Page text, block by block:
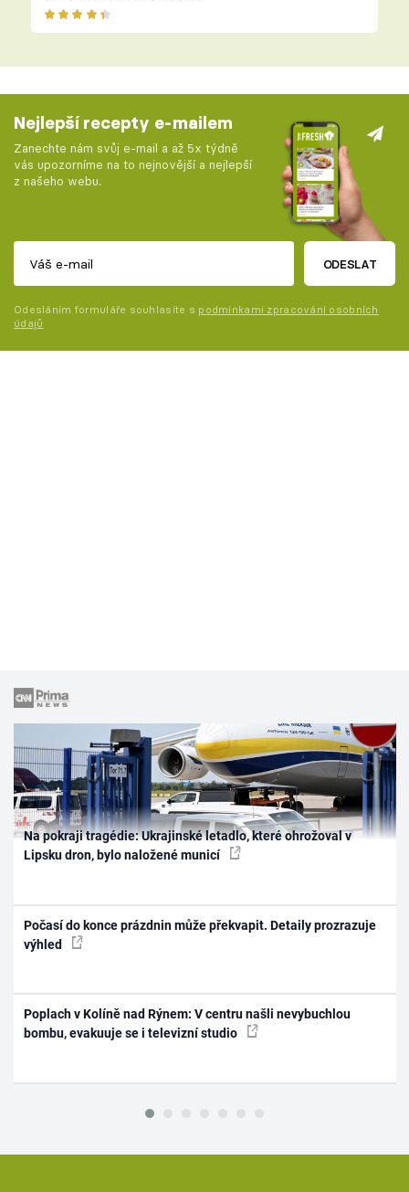
Nejlepší recepty e-mailem
Zanechte nám svůj e-mail a až 5x týdně
vás upozorníme na to nejnovější a nejlepší
z našeho webu.
ODESLAT
Odesláním formuláře souhlasíte s podmínkami zpracování osobních
údajů
Na pokraji tragédie: Ukrajinské letadlo, které ohrožoval v
Lipsku dron, bylo naložené municí
Počasí do konce prázdnin může překvapit. Detaily prozrazuje
výhled
Poplach v Kolíně nad Rýnem: V centru našli nevybuchlou
bombu, evakuuje se i televizní studio